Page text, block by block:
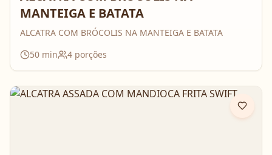
MANTEIGA E BATATA
ALCATRA COM BRÓCOLIS NA MANTEIGA E BATATA
50 min 4 porções